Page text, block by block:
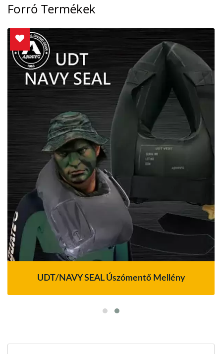
Forró Termékek
UDT/NAVY SEAL Úszómentő Mellény